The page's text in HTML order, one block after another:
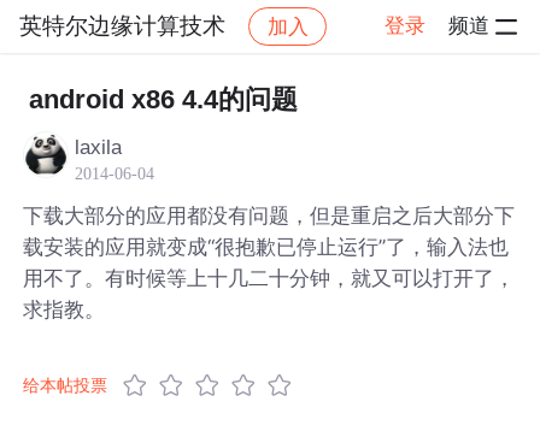
英特尔边缘计算技术 加入 登录 频道
英特尔边缘计算技术
android x86 4.4的问题
laxila
2014-06-04
下载大部分的应用都没有问题，但是重启之后大部分下
载安装的应用就变成“很抱歉已停止运行”了，输入法也
用不了。有时候等上十几二十分钟，就又可以打开了，
求指教。
给本帖投票